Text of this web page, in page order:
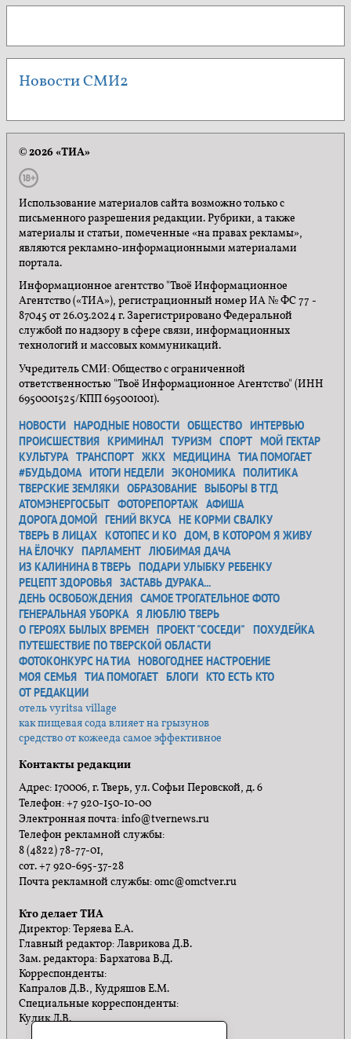
Новости СМИ2
© 2026 «ТИА»
Использование материалов сайта возможно только с
письменного разрешения редакции. Рубрики, а также
материалы и статьи, помеченные «на правах рекламы»,
являются рекламно-информационными материалами
портала.
Информационное агентство "Твоё Информационное
Агентство («ТИА»), регистрационный номер ИА № ФС 77 -
87045 от 26.03.2024 г. Зарегистрировано Федеральной
службой по надзору в сфере связи, информационных
технологий и массовых коммуникаций.
Учредитель СМИ: Общество с ограниченной
ответственностью "Твоё Информационное Агентство" (ИНН
6950001525/КПП 695001001).
НОВОСТИ НАРОДНЫЕ НОВОСТИ ОБЩЕСТВО ИНТЕРВЬЮ
ПРОИСШЕСТВИЯ КРИМИНАЛ ТУРИЗМ СПОРТ МОЙ ГЕКТАР
КУЛЬТУРА ТРАНСПОРТ ЖКХ МЕДИЦИНА ТИА ПОМОГАЕТ
#БУДЬДОМА ИТОГИ НЕДЕЛИ ЭКОНОМИКА ПОЛИТИКА
ТВЕРСКИЕ ЗЕМЛЯКИ ОБРАЗОВАНИЕ ВЫБОРЫ В ТГД
АТОМЭНЕРГОСБЫТ ФОТОРЕПОРТАЖ АФИША
ДОРОГА ДОМОЙ ГЕНИЙ ВКУСА НЕ КОРМИ СВАЛКУ
ТВЕРЬ В ЛИЦАХ КОТОПЕС И КО ДОМ, В КОТОРОМ Я ЖИВУ
НА ЁЛОЧКУ ПАРЛАМЕНТ ЛЮБИМАЯ ДАЧА
ИЗ КАЛИНИНА В ТВЕРЬ ПОДАРИ УЛЫБКУ РЕБЕНКУ
РЕЦЕПТ ЗДОРОВЬЯ ЗАСТАВЬ ДУРАКА...
ДЕНЬ ОСВОБОЖДЕНИЯ САМОЕ ТРОГАТЕЛЬНОЕ ФОТО
ГЕНЕРАЛЬНАЯ УБОРКА Я ЛЮБЛЮ ТВЕРЬ
О ГЕРОЯХ БЫЛЫХ ВРЕМЕН ПРОЕКТ "СОСЕДИ"
ПОХУДЕЙКА
ПУТЕШЕСТВИЕ ПО ТВЕРСКОЙ ОБЛАСТИ
ФОТОКОНКУРС НА ТИА НОВОГОДНЕЕ НАСТРОЕНИЕ
МОЯ СЕМЬЯ ТИА ПОМОГАЕТ БЛОГИ КТО ЕСТЬ КТО
ОТ РЕДАКЦИИ
отель vyritsa village
как пищевая сода влияет на грызунов
средство от кожееда самое эффективное
Контакты редакции
Адрес: 170006, г. Тверь, ул. Софьи Перовской, д. 6
Телефон: +7 920-150-10-00
Электронная почта: info@tvernews.ru
Телефон рекламной службы:
8 (4822) 78-77-01,
сот. +7 920-695-37-28
Почта рекламной службы: omc@omctver.ru
Кто делает ТИА
Директор: Теряева Е.А.
Главный редактор: Лаврикова Д.В.
Зам. редактора: Бархатова В.Д.
Корреспонденты:
Капралов Д.В., Кудряшов Е.М.
Специальные корреспонденты:
Кулик Л.В.